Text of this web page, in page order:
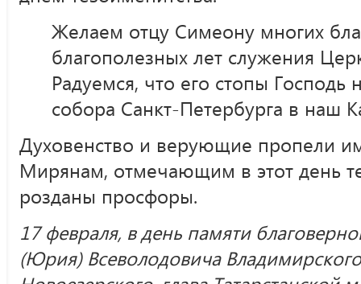
Желаем отцу Симеону многих
благополезных лет служения
Радуемся, что его стопы Господь
собора Санкт-Петербурга в наш
Духовенство и верующие пропели
Мирянам, отмечающим в этот день
розданы просфоры.
17 февраля, в день памяти
(Юрия) Всеволодовича